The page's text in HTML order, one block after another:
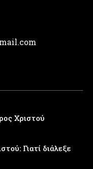
Χριστού
Γιατί διάλεξε